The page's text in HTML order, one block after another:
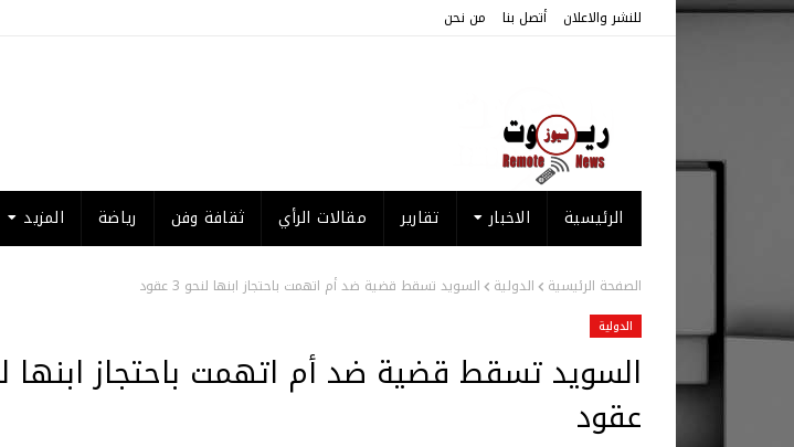
للنشر والاعلان أتصل بنا من نحن
الرئيسية الاخبار تقارير مقالات الرأي ثقافة وفن رياضة المزيد
الصفحة الرئيسية الدولية السويد تسقط قضية ضد أم اتهمت باحتجاز ابنها لنحو 3 عقود
الدولية
عقود